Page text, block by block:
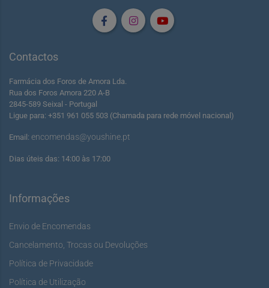
Contactos
Farmácia dos Foros de Amora Lda.
Rua dos Foros Amora 220 A-B
2845-589 Seixal - Portugal
Ligue para: +351 961 055 503 (Chamada para rede móvel nacional)
Email: encomendas@youshine.pt
Dias úteis das: 14:00 às 17:00
Informações
Envio de Encomendas
Cancelamento, Trocas ou Devoluções
Política de Privacidade
Política de Utilização